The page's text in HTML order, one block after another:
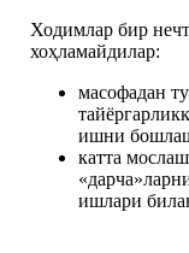
Ходимлар бир
хоҳламайдилар:
масофадан
ишни
катта
ишлари